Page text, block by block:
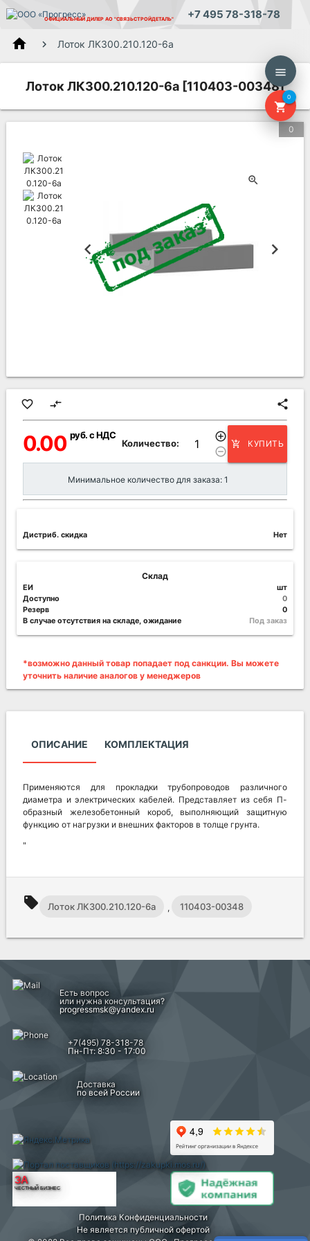
ОФИЦИАЛЬНЫЙ ДИЛЕР АО "СВЯЗЬСТРОЙДЕТАЛЬ" +7 495 78-318-78
menu
shopping_cart
0
home Лоток ЛК300.210.120-6а
Лоток ЛК300.210.120-6а [110403-00348]
0
favorite_border compare_arrows share
0.00 руб. с НДС
Количество:
add_circle_outline
remove_circle_outline
add_shopping_cart КУПИТЬ
Минимальное количество для заказа: 1
Дистриб. скидка Нет
Склад
ЕИ
шт
Доступно
0
Резерв
0
В случае отсутствия на складе, ожидание
Под заказ
*возможно данный товар попадает под санкции. Вы можете
уточнить наличие аналогов у менеджеров
ОПИСАНИЕ КОМПЛЕКТАЦИЯ
Применяются для прокладки трубопроводов различного
диаметра и электрических кабелей. Представляет из себя П-
образный железобетонный короб, выполняющий защитную
функцию от нагрузки и внешних факторов в толще грунта.
"
local_offer Лоток ЛК300.210.120-6а , 110403-00348
Есть вопрос
или нужна консультация?
progressmsk@yandex.ru
+7(495) 78-318-78
Пн-Пт: 8:30 - 17:00
Доставка
по всей России
ЗА
ЧЕСТНЫЙ БИЗНЕС
Политика Конфиденциальности
Не является публичной офертой